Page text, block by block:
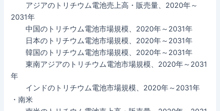
アジアのトリチウム電池売上高・販売量、2020年～
2031年
中国のトリチウム電池市場規模、2020年～2031年
日本のトリチウム電池市場規模、2020年～2031年
韓国のトリチウム電池市場規模、2020年～2031年
東南アジアのトリチウム電池市場規模、2020年～2031
年
インドのトリチウム電池市場規模、2020年～2031年
・南米